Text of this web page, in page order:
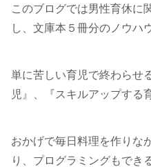
このブログでは男性育休に
し、文庫本５冊分のノウハ
単に苦しい育児で終わらせ
児』、『スキルアップする
おかげで毎日料理を作りな
り、プログラミングもでき